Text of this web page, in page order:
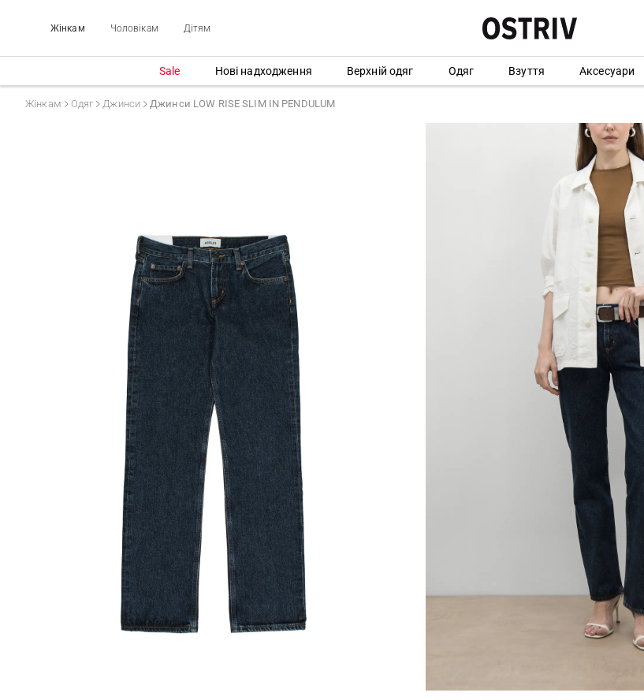
Жінкам Чоловікам Дітям
Sale Нові надходження Верхній одяг Одяг Взуття Аксесуари
Жінкам Одяг Джинси Джинси LOW RISE SLIM IN PENDULUM